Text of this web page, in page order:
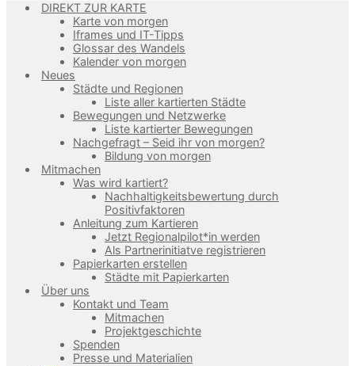
DIREKT ZUR KARTE
Karte von morgen
Iframes und IT-Tipps
Glossar des Wandels
Kalender von morgen
Neues
Städte und Regionen
Liste aller kartierten Städte
Bewegungen und Netzwerke
Liste kartierter Bewegungen
Nachgefragt – Seid ihr von morgen?
Bildung von morgen
Mitmachen
Was wird kartiert?
Nachhaltigkeitsbewertung durch
Positivfaktoren
Anleitung zum Kartieren
Jetzt Regionalpilot*in werden
Als Partnerinitiatve registrieren
Papierkarten erstellen
Städte mit Papierkarten
Über uns
Kontakt und Team
Mitmachen
Projektgeschichte
Spenden
Presse und Materialien